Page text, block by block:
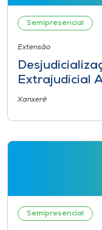
I.nova
Diplomados
Cultura
Editora
Semipresencial
Extensão
Extrajudicial
Xanxerê
Semipresencial